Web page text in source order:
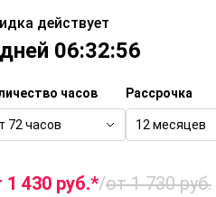
действует
06:32:56
часов
72 часов
Рассрочка
12 месяцев
1 430 руб.*/от 1 730 руб.